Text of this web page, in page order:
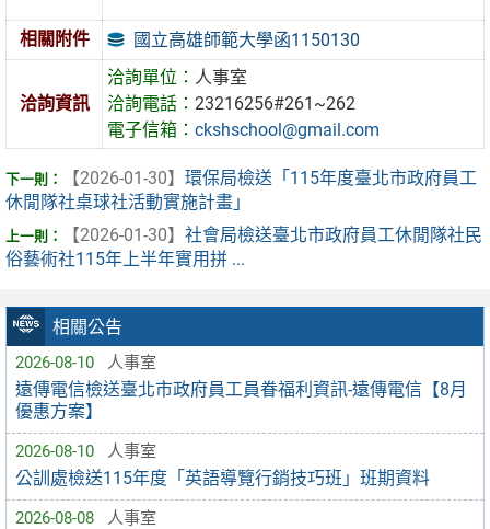
相關公告
2026-08-10 人事室
遠傳電信檢送臺北市政府員工員眷福利資訊-遠傳電信【8月
優惠方案】
2026-08-10 人事室
公訓處檢送115年度「英語導覽行銷技巧班」班期資料
2026-08-08 人事室
相關附件 國立高雄師範大學函1150130
洽詢資訊
洽詢單位： 人事室
洽詢電話：23216256#261~262
電子信箱：ckshschool@gmail.com
【2026-01-30】 環保局檢送「115年度臺北市政府員工
休閒隊社桌球社活動實施計畫」
【2026-01-30】 社會局檢送臺北市政府員工休閒隊社民
俗藝術社115年上半年實用拼 ...